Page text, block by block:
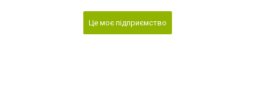
Це моє підприємство